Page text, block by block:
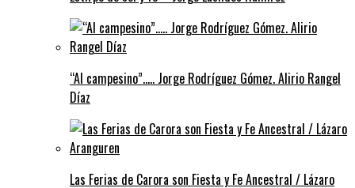
“Al campesino”….. Jorge Rodríguez Gómez. Alirio Rangel
Díaz
Las Ferias de Carora son Fiesta y Fe Ancestral / Lázaro